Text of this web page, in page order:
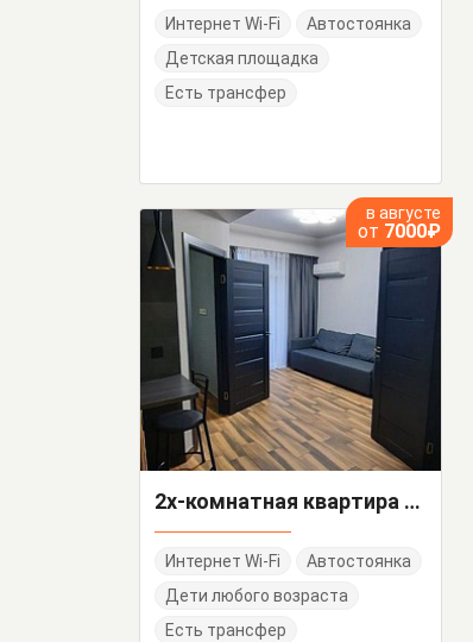
Интернет Wi-Fi
Автостоянка
Детская площадка
Есть трансфер
в августе
от 7000₽
2х-комнатная квартира Кирова 35
Интернет Wi-Fi
Автостоянка
Дети любого возраста
Есть трансфер